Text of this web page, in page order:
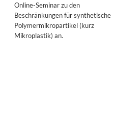
Online-Seminar zu den
Beschränkungen für synthetische
Polymermikropartikel (kurz
Mikroplastik) an.